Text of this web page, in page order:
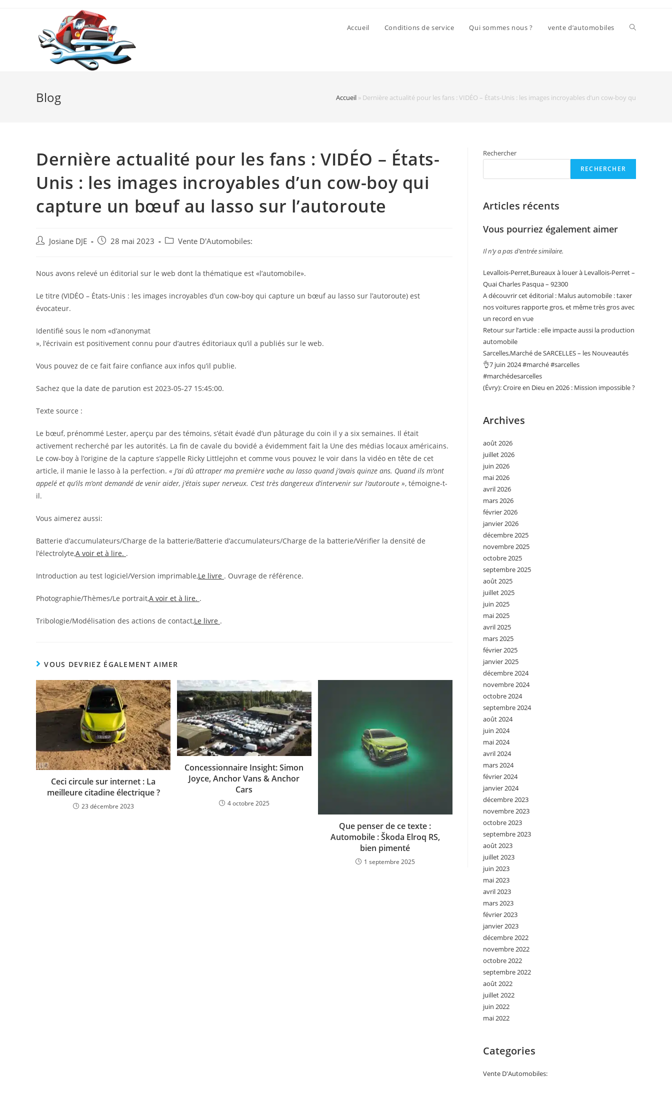
Accueil Conditions de service Qui sommes nous ? vente d’automobiles
Blog Accueil » Dernière actualité pour les fans : VIDÉO – États-Unis : les images incroyables d’un cow-boy qui capture
Dernière actualité pour les fans : VIDÉO – États-
Unis : les images incroyables d’un cow-boy qui
capture un bœuf au lasso sur l’autoroute
Auteur/autrice
publication :
Josiane DJE
Post 28 mai 2023
PostVente D'Automobiles:
Nous avons relevé un éditorial sur le web dont la thématique est «l’automobile».
Le titre (VIDÉO – États-Unis : les images incroyables d’un cow-boy qui capture un bœuf au lasso sur l’autoroute) est
évocateur.
Identifié sous le nom «d’anonymat
», l’écrivain est positivement connu pour d’autres éditoriaux qu’il a publiés sur le web.
Vous pouvez de ce fait faire confiance aux infos qu’il publie.
Sachez que la date de parution est 2023-05-27 15:45:00.
Texte source :
Le bœuf, prénommé Lester, aperçu par des témoins, s’était évadé d’un pâturage du coin il y a six semaines. Il était
activement recherché par les autorités. La fin de cavale du bovidé a évidemment fait la Une des médias locaux américains.
Le cow-boy à l’origine de la capture s’appelle Ricky Littlejohn et comme vous pouvez le voir dans la vidéo en tête de cet
article, il manie le lasso à la perfection. « J’ai dû attraper ma première vache au lasso quand j’avais quinze ans. Quand ils m’ont
appelé et qu’ils m’ont demandé de venir aider, j’étais super nerveux. C’est très dangereux d’intervenir sur l’autoroute », témoigne-t-
il.
Vous aimerez aussi:
Batterie d’accumulateurs/Charge de la batterie/Batterie d’accumulateurs/Charge de la batterie/Vérifier la densité de
l’électrolyte,A voir et à lire. .
Introduction au test logiciel/Version imprimable,Le livre . Ouvrage de référence.
Photographie/Thèmes/Le portrait,A voir et à lire. .
Tribologie/Modélisation des actions de contact,Le livre .
VOUS DEVRIEZ ÉGALEMENT AIMER
Ceci circule sur internet : La
meilleure citadine électrique ?
23 décembre 2023
Concessionnaire Insight: Simon
Joyce, Anchor Vans & Anchor
Cars
4 octobre 2025
Que penser de ce texte :
Automobile : Škoda Elroq RS,
bien pimenté
1 septembre 2025
Rechercher
RECHERCHER
Articles récents
Vous pourriez également aimer
Il n’y a pas d’entrée similaire.
Levallois-Perret,Bureaux à louer à Levallois-Perret –
Quai Charles Pasqua – 92300
A découvrir cet éditorial : Malus automobile : taxer
nos voitures rapporte gros, et même très gros avec
un record en vue
Retour sur l’article : elle impacte aussi la production
automobile
Sarcelles,Marché de SARCELLES – les Nouveautés
👌7 juin 2024 #marché #sarcelles
#marchédesarcelles
(Évry): Croire en Dieu en 2026 : Mission impossible ?
Archives
août 2026
juillet 2026
juin 2026
mai 2026
avril 2026
mars 2026
février 2026
janvier 2026
décembre 2025
novembre 2025
octobre 2025
septembre 2025
août 2025
juillet 2025
juin 2025
mai 2025
avril 2025
mars 2025
février 2025
janvier 2025
décembre 2024
novembre 2024
octobre 2024
septembre 2024
août 2024
juin 2024
mai 2024
avril 2024
mars 2024
février 2024
janvier 2024
décembre 2023
novembre 2023
octobre 2023
septembre 2023
août 2023
juillet 2023
juin 2023
mai 2023
avril 2023
mars 2023
février 2023
janvier 2023
décembre 2022
novembre 2022
octobre 2022
septembre 2022
août 2022
juillet 2022
juin 2022
mai 2022
Categories
Vente D'Automobiles: